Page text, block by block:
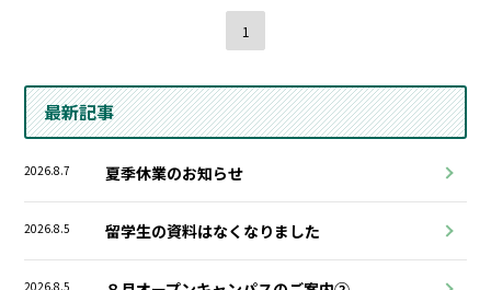
1
最新記事
2026.8.7 夏季休業のお知らせ
2026.8.5 留学生の資料はなくなりました
2026.8.5